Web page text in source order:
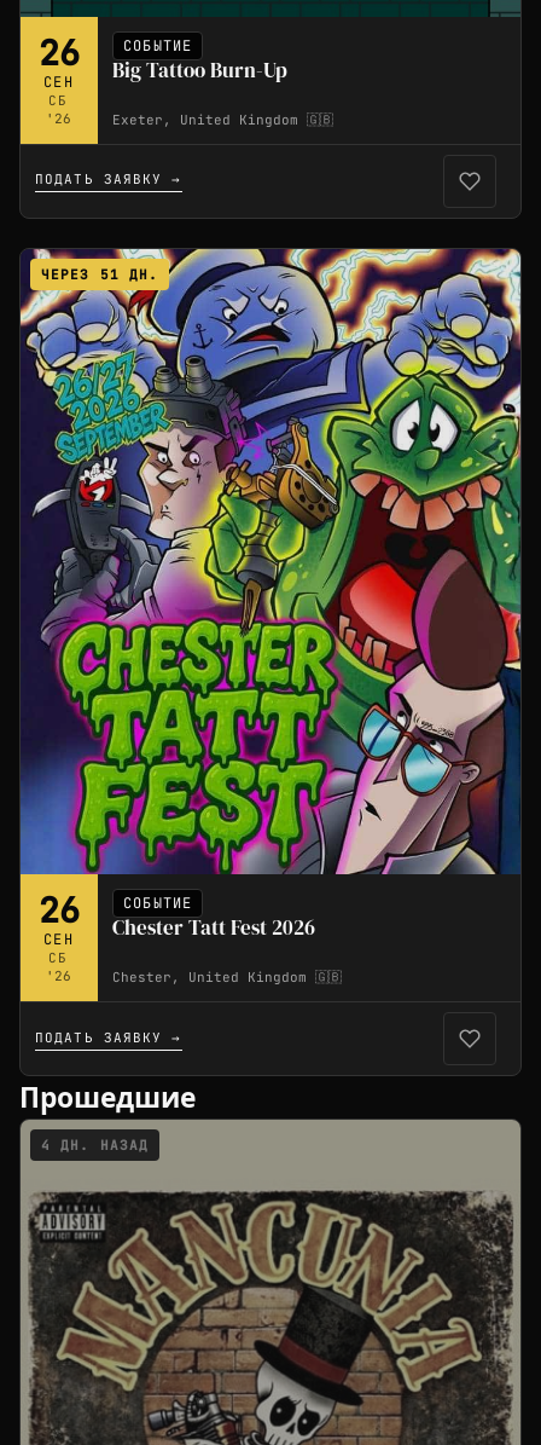
26
СЕН
СБ
'26
СОБЫТИЕ
Big Tattoo Burn-Up
Exeter, United Kingdom 🇬🇧
ПОДАТЬ ЗАЯВКУ →
ЧЕРЕЗ 51 ДН.
26
СЕН
СБ
'26
СОБЫТИЕ
Chester Tatt Fest 2026
Chester, United Kingdom 🇬🇧
ПОДАТЬ ЗАЯВКУ →
Прошедшие
4 ДН. НАЗАД